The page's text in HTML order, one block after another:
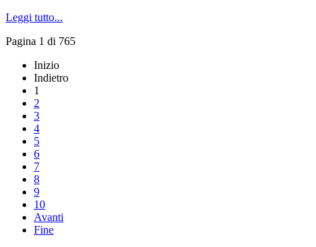
Leggi tutto...
Pagina 1 di 765
Inizio
Indietro
1
2
3
4
5
6
7
8
9
10
Avanti
Fine